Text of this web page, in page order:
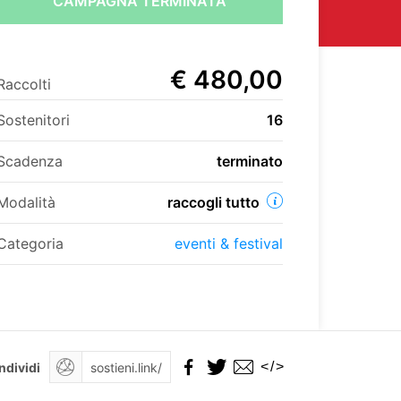
€ 480,00
16
terminato
raccogli tutto
eventi & festival
</>